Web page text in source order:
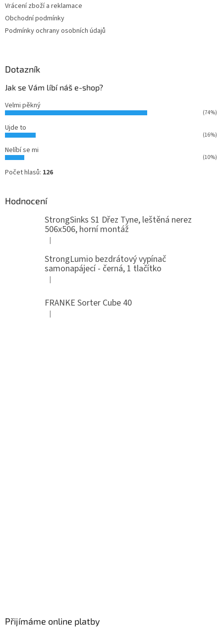
Vrácení zboží a reklamace
Obchodní podmínky
Podmínky ochrany osobních údajů
Dotazník
Jak se Vám líbí náš e-shop?
Velmi pěkný
(74%)
Ujde to
(16%)
Nelíbí se mi
(10%)
Počet hlasů: 126
Hodnocení
StrongSinks S1 Dřez Tyne, leštěná nerez
506x506, horní montáž
Hodnocení produktu je 5 z 5 hvězdiček.
|
StrongLumio bezdrátový vypínač
samonapájecí - černá, 1 tlačítko
Hodnocení produktu je 4 z 5 hvězdiček.
|
FRANKE Sorter Cube 40
Hodnocení produktu je 3 z 5 hvězdiček.
|
Přijímáme online platby